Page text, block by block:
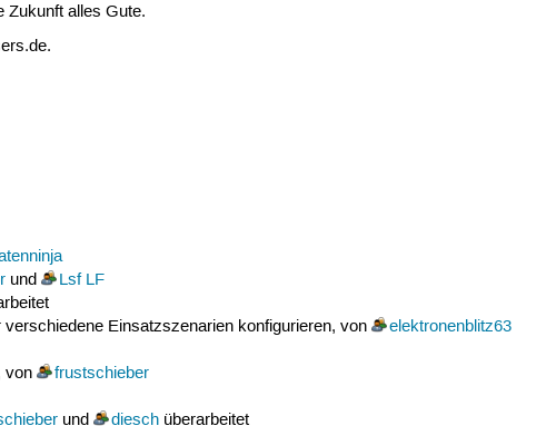
Zukunft alles Gute.
und
Lsf LF
Einsatzszenarien konfigurieren, von
elektronenblitz63
von
frustschieber
und dieschüberarbeitet